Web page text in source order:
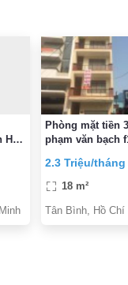
Hai,
Phòng mặt tiền
phạm văn bạch
2.3 Triệu/tháng
18 m²
Tân Bình, Hồ Chí